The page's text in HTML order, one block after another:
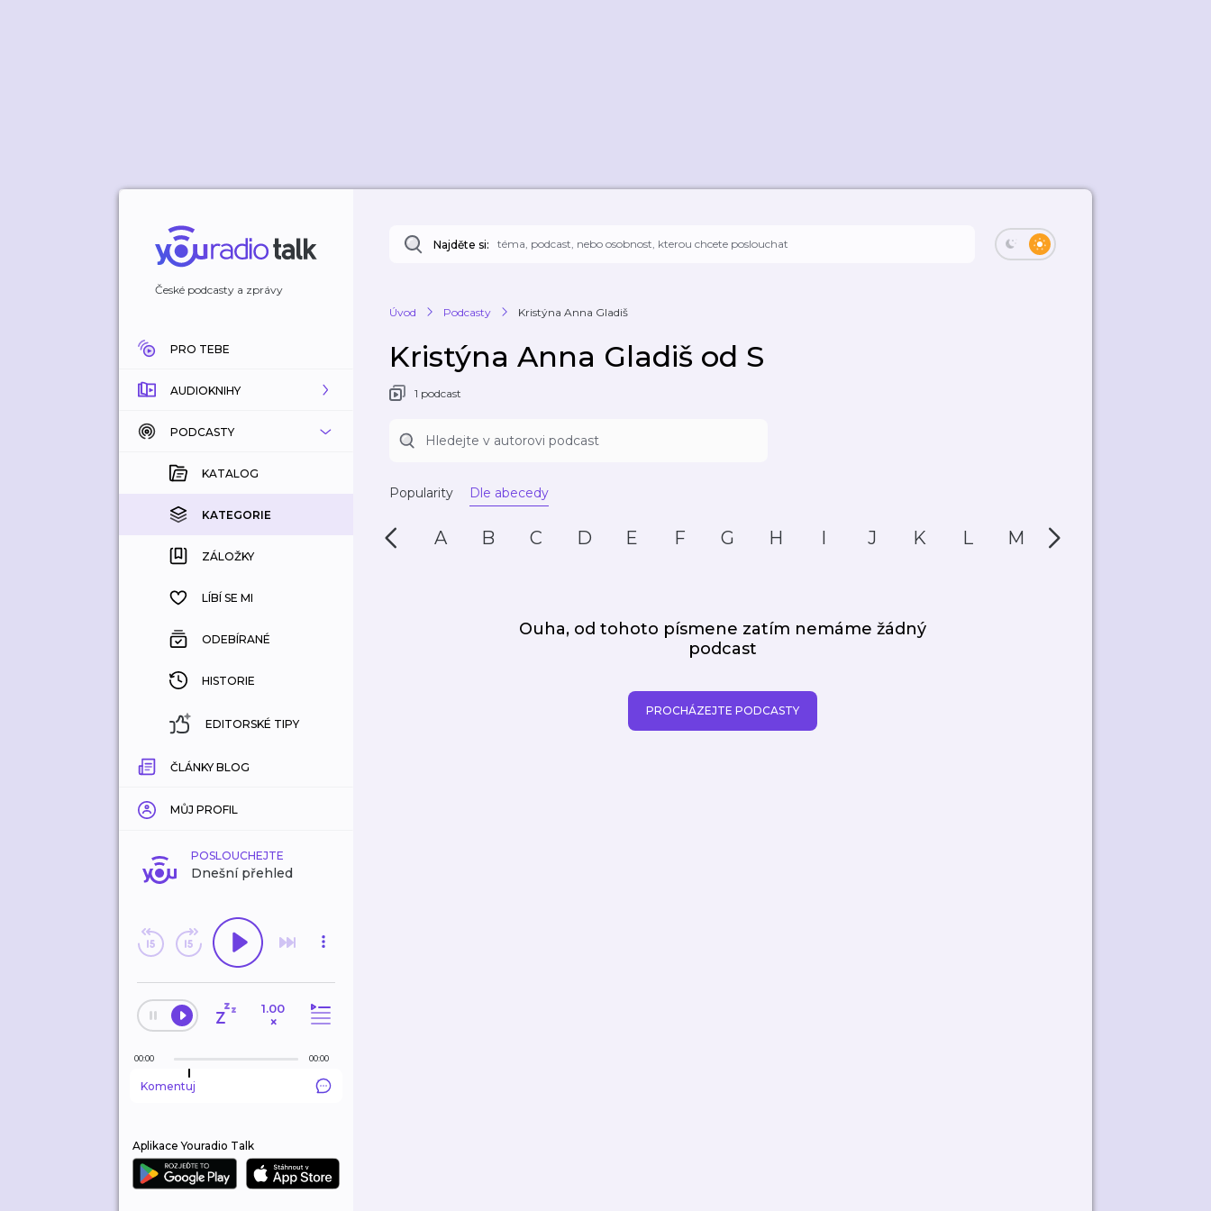
České podcasty a zprávy
PRO TEBE
AUDIOKNIHY
KATALOG
KOUPENÉ
KATEGORIE
ZÁLOŽKY
HISTORIE
PODCASTY
KATALOG
KATEGORIE
ZÁLOŽKY
LÍBÍ SE MI
ODEBÍRANÉ
HISTORIE
EDITORSKÉ TIPY
ČLÁNKY BLOG
MŮJ PROFIL
POSLOUCHEJTE
Dnešní přehled
1.00
×
00:00 00:00
Komentuj
Aplikace Youradio Talk
Najděte si:
Úvod Podcasty Kristýna Anna Gladiš
Kristýna Anna Gladiš od S
1 podcast
Popularity Dle abecedy
A B C D E F G H I J K L M N
Ouha, od tohoto písmene zatím nemáme žádný
podcast
PROCHÁZEJTE PODCASTY